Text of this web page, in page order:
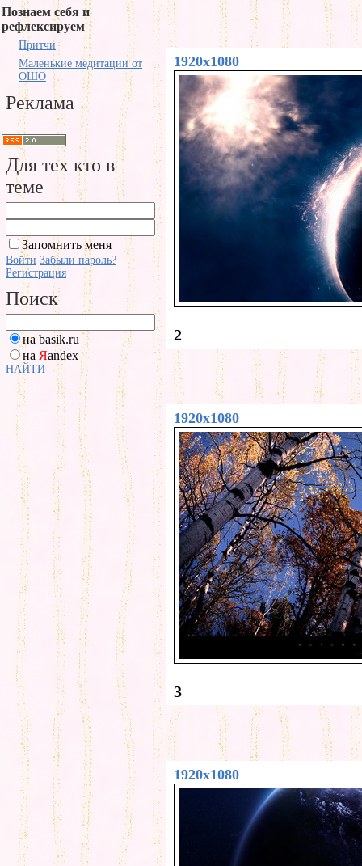
Познаем себя и
рефлексируем
Притчи
Маленькие медитации от
ОШО
Реклама
Для тех кто в
теме
Запомнить меня
Войти Забыли пароль?
Регистрация
Поиск
на basik.ru
на Яandex
НАЙТИ
1920x1080
2
1920x1080
3
1920x1080